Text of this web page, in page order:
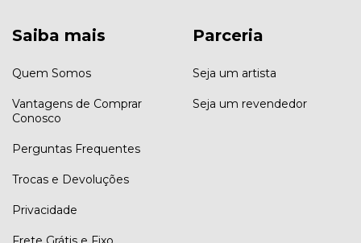
Saiba mais
Quem Somos
Vantagens de Comprar
Conosco
Perguntas Frequentes
Trocas e Devoluções
Privacidade
Parceria
Seja um artista
Seja um revendedor